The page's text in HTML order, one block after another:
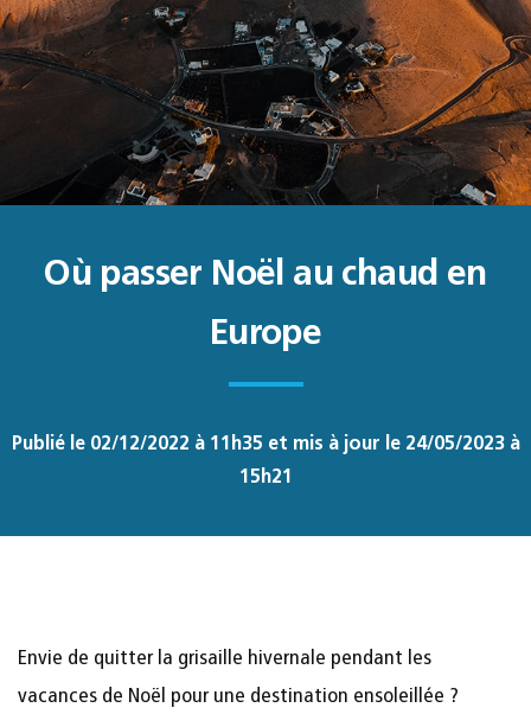
Où passer Noël au chaud en
Europe
Publié le 02/12/2022 à 11h35 et mis à jour le 24/05/2023 à
15h21
Envie de quitter la grisaille hivernale pendant les
vacances de Noël pour une destination ensoleillée ?